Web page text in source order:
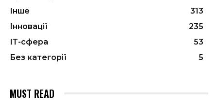
Інше
313
Інновації
235
ІТ-сфера
53
Без категорії
5
MUST READ